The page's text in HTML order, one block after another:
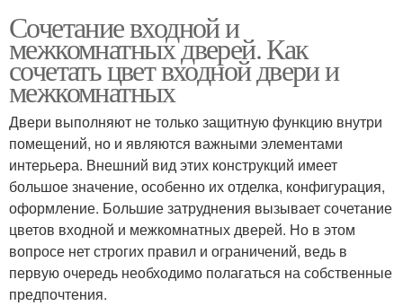
Сочетание входной и
межкомнатных дверей. Как
сочетать цвет входной двери и
межкомнатных
Двери выполняют не только защитную функцию внутри
помещений, но и являются важными элементами
интерьера. Внешний вид этих конструкций имеет
большое значение, особенно их отделка, конфигурация,
оформление. Большие затруднения вызывает сочетание
цветов входной и межкомнатных дверей. Но в этом
вопросе нет строгих правил и ограничений, ведь в
первую очередь необходимо полагаться на собственные
предпочтения.